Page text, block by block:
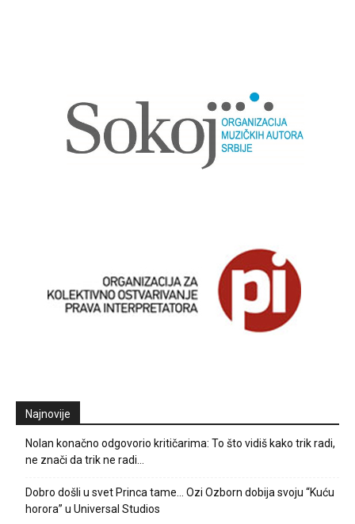
Najnovije
Nolan konačno odgovorio kritičarima: To što vidiš kako trik radi,
ne znači da trik ne radi…
Dobro došli u svet Princa tame… Ozi Ozborn dobija svoju “Kuću
horora” u Universal Studios